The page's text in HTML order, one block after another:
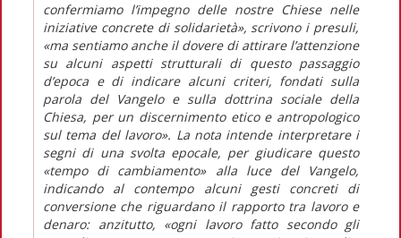
confermiamo l’impegno delle nostre Chiese nelle
iniziative concrete di solidarietà», scrivono i presuli,
«ma sentiamo anche il dovere di attirare l’attenzione
su alcuni aspetti strutturali di questo passaggio
d’epoca e di indicare alcuni criteri, fondati sulla
parola del Vangelo e sulla dottrina sociale della
Chiesa, per un discernimento etico e antropologico
sul tema del lavoro». La nota intende interpretare i
segni di una svolta epocale, per giudicare questo
«tempo di cambiamento» alla luce del Vangelo,
indicando al contempo alcuni gesti concreti di
conversione che riguardano il rapporto tra lavoro e
denaro: anzitutto, «ogni lavoro fatto secondo gli